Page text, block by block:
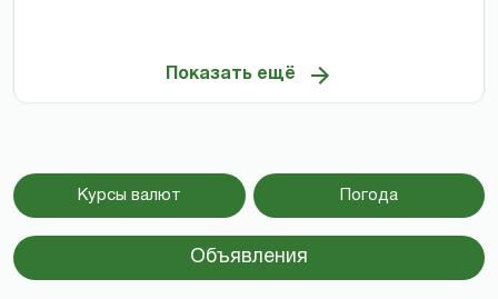
Показать ещё
Курсы валют Погода
Объявления